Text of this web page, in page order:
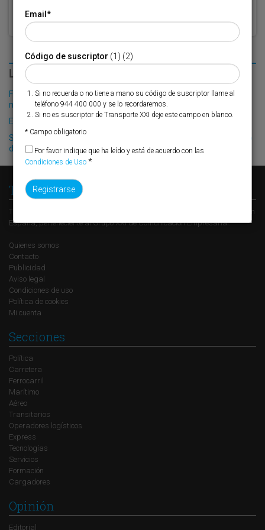
LO MÁS LEÍDO
Fribasa refuerza su logística con la puesta en marcha de una
nueva base en Vizcaya
El Puerto de Valencia crecerá en oferta ro-pax
Siport21 presenta dos nuevos proyectos durante el 49º Congreso
de Ingeniería Naval e Industria Marítima
Transporte XXI
Transporte XXI es el periódico de referencia del transporte y la logística en
España, perteneciente al Grupo XXI de Comunicación Empresarial.
Quienes somos
Contacto
Publicidad
Aviso legal
Condiciones de uso
Política de cookies
Mi cuenta
Secciones
Política
Carretera
Ferrocarril
Marítimo
Aéreo
Transitarios
Operadores logísticos
Express
Tecnologías
Servicios
Formación
Cargadores
Opinión
Editorial
Email*
Código de suscriptor (1) (2)
Si no recuerda o no tiene a mano su código de suscriptor llame al
teléfono 944 400 000 y se lo recordaremos.
Si no es suscriptor de Transporte XXI deje este campo en blanco.
* Campo obligatorio
Por favor indique que ha leído y está de acuerdo con las
Condiciones de Uso *